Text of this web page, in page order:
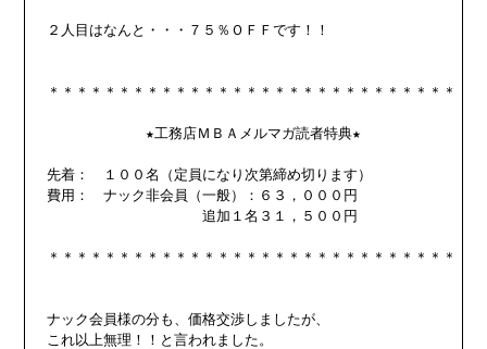
２人目はなんと・・・７５％ＯＦＦです！！
＊＊＊＊＊＊＊＊＊＊＊＊＊＊＊＊＊＊＊＊＊＊＊＊＊＊＊＊＊
★工務店ＭＢＡメルマガ読者特典★
先着：　１００名（定員になり次第締め切ります）
費用：　ナック非会員（一般）：６３，０００円
追加１名３１，５００円
＊＊＊＊＊＊＊＊＊＊＊＊＊＊＊＊＊＊＊＊＊＊＊＊＊＊＊＊＊
ナック会員様の分も、価格交渉しましたが、
これ以上無理！！と言われました。